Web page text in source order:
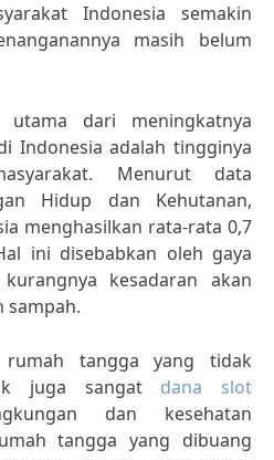
Indonesia semakin
masih belum
utama dari meningkatnya
Indonesia adalah tingginya
Menurut data
Hidup dan Kehutanan,
menghasilkan rata-rata 0,7
ini disebabkan oleh gaya
kesadaran akan
sampah.
tangga yang tidak
juga sangat dana slot
dan kesehatan
tangga yang dibuang